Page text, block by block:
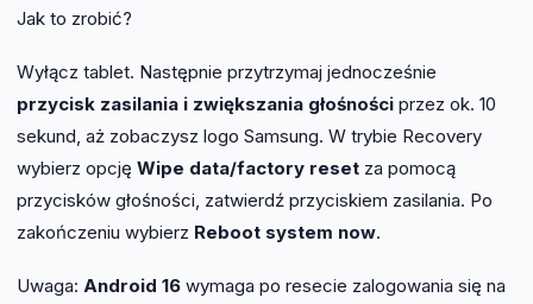
Jak to zrobić?
Wyłącz tablet. Następnie przytrzymaj jednocześnie
przycisk zasilania i zwiększania głośności przez ok. 10
sekund, aż zobaczysz logo Samsung. W trybie Recovery
wybierz opcję Wipe data/factory reset za pomocą
przycisków głośności, zatwierdź przyciskiem zasilania. Po
zakończeniu wybierz Reboot system now.
Uwaga: Android 16 wymaga po resecie zalogowania się na